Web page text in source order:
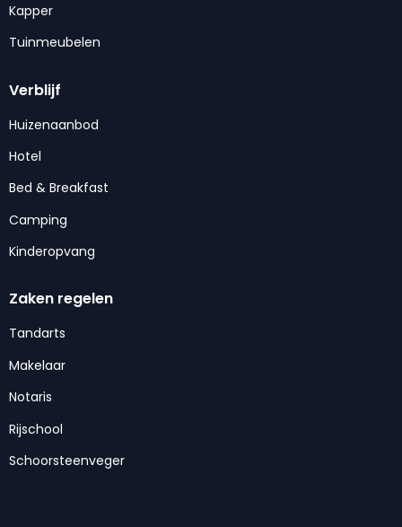
Kapper
Tuinmeubelen
Verblijf
Huizenaanbod
Hotel
Bed & Breakfast
Camping
Kinderopvang
Zaken regelen
Tandarts
Makelaar
Notaris
Rijschool
Schoorsteenveger